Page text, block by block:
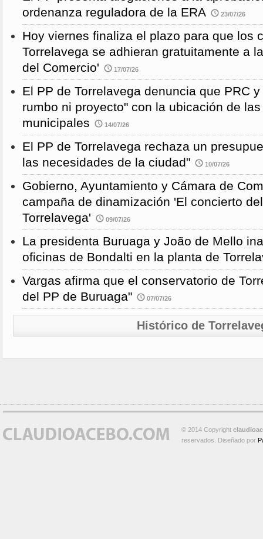
ordenanza reguladora de la ERA
23/07/26
Hoy viernes finaliza el plazo para que los
Torrelavega se adhieran gratuitamente a
del Comercio'
17/07/26
El PP de Torrelavega denuncia que PRC
rumbo ni proyecto" con la ubicación de
municipales
14/07/26
El PP de Torrelavega rechaza un
las necesidades de la ciudad"
10/07/26
Gobierno, Ayuntamiento y Cámara de
campaña de dinamización 'El concierto
Torrelavega'
09/07/26
La presidenta Buruaga y João de Mello
oficinas de Bondalti en la planta de
Vargas afirma que el conservatorio de
del PP de Buruaga"
07/07/26
Histórico de
© 2014 Copyright
reservados. Diseñado por